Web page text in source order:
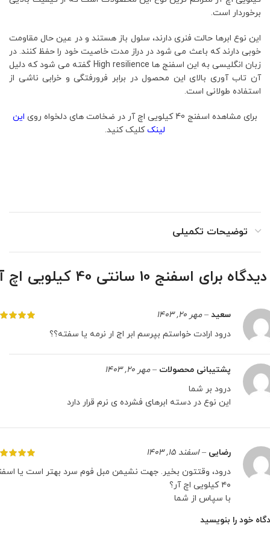
برخوردار است.
این نوع ابرها حالت فنری دارند، سلول باز هستند و در عین حال مقاومت
خوبی دارند که باعث می شود در دراز مدت خاصیت خود را حفظ کنند. در
زبان انگلیسی به این اسفنج ها High resilience گفته می شود که دلیل
آن تاب آوری بالای این محصول در برابر فرورفتگی و خرابی ناشی از
استفاده طولانی است.
برای مشاهده اسفنج 40 کیلویی اچ آر در ضخامت های دلخواه روی
این
لینککلیک کنید.
توضیحات تکمیلی
اسفنج 10 سانتی 40 کیلویی اچ آر
سعید – مهر 20, 1403
درود ارادت خواستم بپرسم ابر اج ار نرمه یا سفته؟؟
پشتیبانی محصولات – مهر 20, 1403
درود بر شما
این نوع در دسته ابرهای فشرده ی نرم قرار دارد
رضایی – اسفند 15, 1403
درود، وقتتون بخیر. جهت نشیمن مبل فوم سرد بهتر است یا
۴۰ کیلویی اچ آر؟
با سپاس از شما
خود را بنویسید